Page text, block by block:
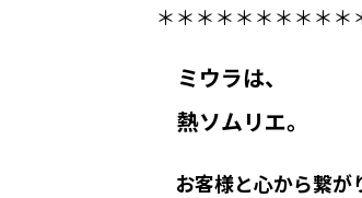
＊＊＊＊＊＊＊＊＊
ミウラは、
熱ソムリエ。
お客様と心から繋が